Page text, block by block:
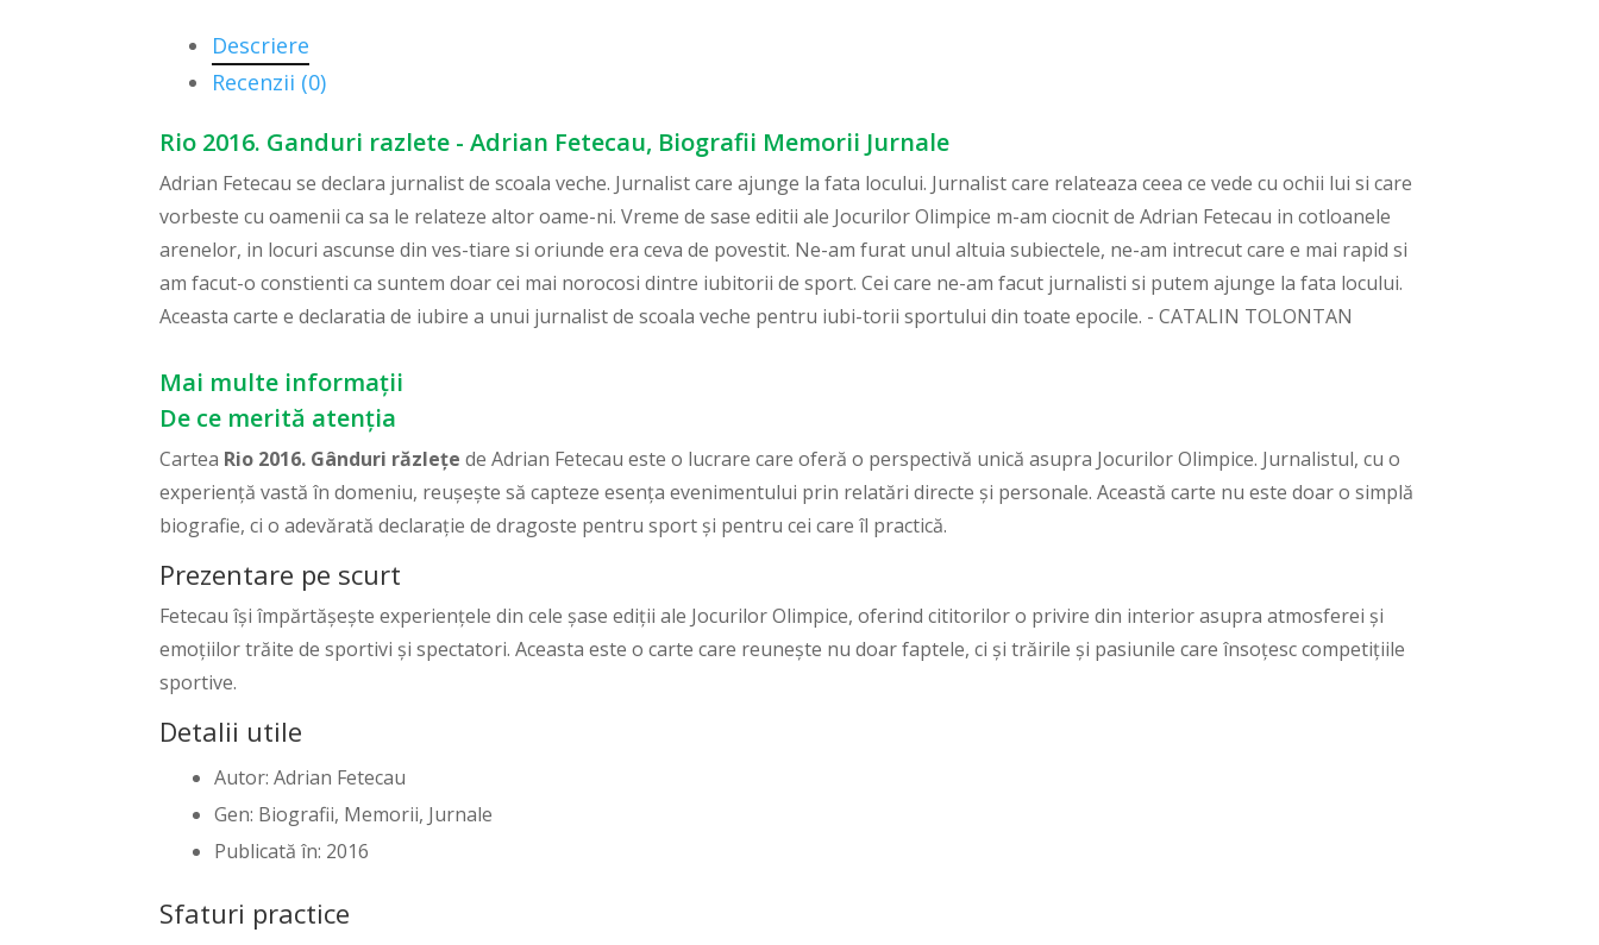
Descriere
Recenzii (0)
Rio 2016. Ganduri razlete - Adrian Fetecau, Biografii Memorii Jurnale
Adrian Fetecau se declara jurnalist de scoala veche. Jurnalist care ajunge la fata locului. Jurnalist care relateaza ceea ce vede cu ochii lui si care
vorbeste cu oamenii ca sa le relateze altor oame-ni. Vreme de sase editii ale Jocurilor Olimpice m-am ciocnit de Adrian Fetecau in cotloanele
arenelor, in locuri ascunse din ves-tiare si oriunde era ceva de povestit. Ne-am furat unul altuia subiectele, ne-am intrecut care e mai rapid si
am facut-o constienti ca suntem doar cei mai norocosi dintre iubitorii de sport. Cei care ne-am facut jurnalisti si putem ajunge la fata locului.
Aceasta carte e declaratia de iubire a unui jurnalist de scoala veche pentru iubi-torii sportului din toate epocile. - CATALIN TOLONTAN
Mai multe informații
De ce merită atenția
Cartea Rio 2016. Gânduri răzlețe de Adrian Fetecau este o lucrare care oferă o perspectivă unică asupra Jocurilor Olimpice. Jurnalistul, cu o
experiență vastă în domeniu, reușește să capteze esența evenimentului prin relatări directe și personale. Această carte nu este doar o simplă
biografie, ci o adevărată declarație de dragoste pentru sport și pentru cei care îl practică.
Prezentare pe scurt
Fetecau își împărtășește experiențele din cele șase ediții ale Jocurilor Olimpice, oferind cititorilor o privire din interior asupra atmosferei și
emoțiilor trăite de sportivi și spectatori. Aceasta este o carte care reunește nu doar faptele, ci și trăirile și pasiunile care însoțesc competițiile
sportive.
Detalii utile
Autor: Adrian Fetecau
Gen: Biografii, Memorii, Jurnale
Publicată în: 2016
Sfaturi practice